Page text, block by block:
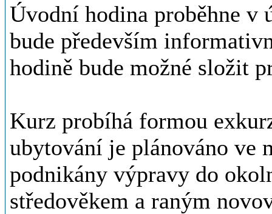
Úvodní hodina proběhne v
bude především
hodině bude možné složit
Kurz probíhá formou
ubytování je plánováno ve
podnikány výpravy do
středověkem a raným